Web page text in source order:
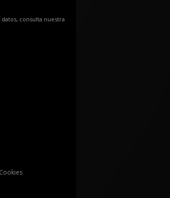
consulta nuestra